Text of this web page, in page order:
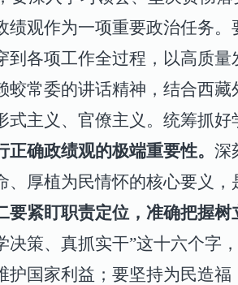
绩观作为一项重要政治任务
到各项工作全过程，以高质
蛟常委的讲话精神，结合西
式主义、官僚主义。统筹抓
正确政绩观的极端重要性。 深
、厚植为民情怀的核心要义
要紧盯职责定位，准确把握
决策、真抓实干”这十六个字
护国家利益；要坚持为民造